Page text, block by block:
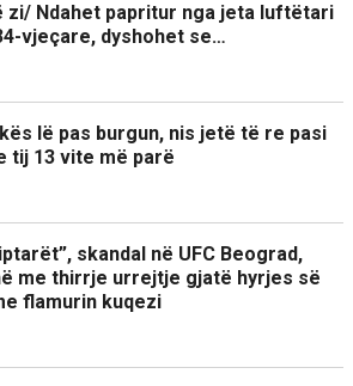
zi/ Ndahet papritur nga jeta luftëtari
vjeçare, dyshohet se…
lë pas burgun, nis jetë të re pasi
tij 13 vite më parë
skandal në UFC Beograd,
me thirrje urrejtje gjatë hyrjes së
flamurin kuqezi